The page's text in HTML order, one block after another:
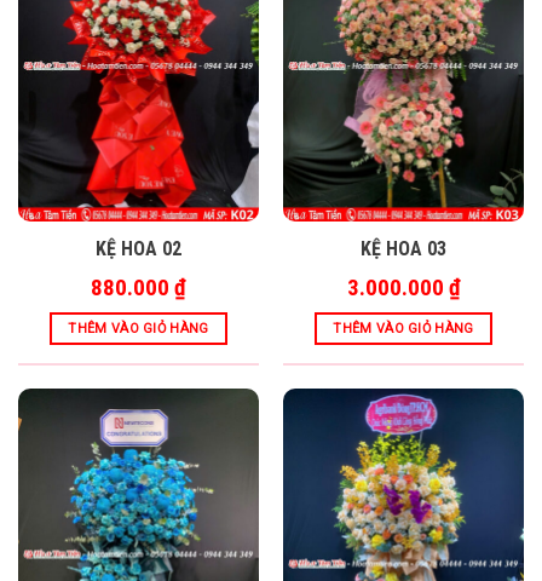
KỆ HOA 02
880.000 ₫
THÊM VÀO GIỎ HÀNG
KỆ HOA 03
3.000.000 ₫
THÊM VÀO GIỎ HÀNG